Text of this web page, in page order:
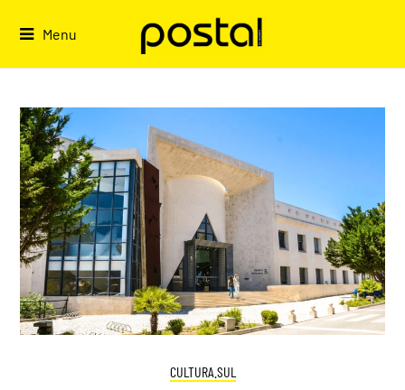
Menu
CULTURA.SUL